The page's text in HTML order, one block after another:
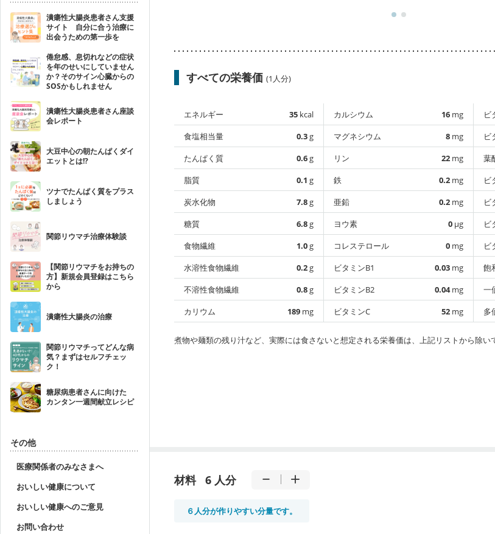
潰瘍性大腸炎患者さん支援
サイト 自分に合う治療に
出会うための第一歩を
倦怠感、息切れなどの症状
を年のせいにしていません
か？そのサイン心臓からの
SOSかもしれません
潰瘍性大腸炎患者さん座談
会レポート
大豆中心の朝たんぱくダイ
エットとは!?
ツナでたんぱく質をプラス
しましょう
関節リウマチ治療体験談
【関節リウマチをお持ちの
方】新規会員登録はこちら
から
潰瘍性大腸炎の治療
関節リウマチってどんな病
気？まずはセルフチェッ
ク！
糖尿病患者さんに向けた
カンタン一週間献立レシピ
その他
医療関係者のみなさまへ
おいしい健康について
おいしい健康へのご意見
お問い合わせ
すべての栄養価 (1人分)
エネルギー 35 kcal
食塩相当量
0.3g
たんぱく質
0.6g
脂質
0.1 g
炭水化物
7.8g
糖質
6.8g
食物繊維
1.0g
水溶性食物繊維
0.2g
不溶性食物繊維
0.8g
カリウム
189 mg
カルシウム 16 mg
マグネシウム
8 mg
リン
22 mg
鉄
0.2 mg
亜鉛
0.2 mg
ヨウ素
0 µg
コレステロール
0 mg
ビタミンB1
0.03 mg
ビタミンB2
0.04mg
ビタミンC
52 mg
ビ
ビ
葉
ビ
ビ
ビ
ビ
飽
一
多
煮物や麺類の残り汁など、実際には食さないと想定される栄養価は、上記リストから除い
材料 6 人分
６人分が作りやすい分量です。